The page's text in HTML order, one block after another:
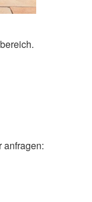
anfragen: